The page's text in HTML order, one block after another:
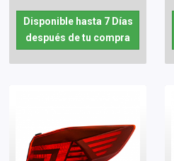
Disponible hasta 7 Días
después de tu compra